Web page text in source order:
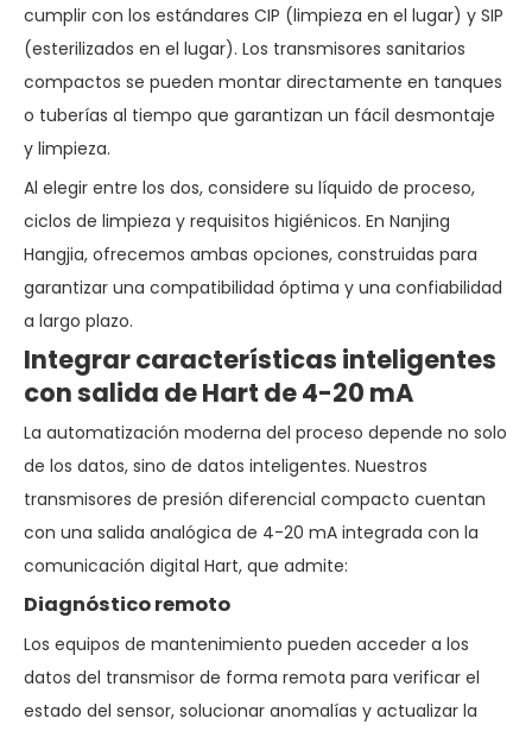
cumplir con los estándares CIP (limpieza en el lugar) y SIP
(esterilizados en el lugar). Los transmisores sanitarios
compactos se pueden montar directamente en tanques
o tuberías al tiempo que garantizan un fácil desmontaje
y limpieza.
Al elegir entre los dos, considere su líquido de proceso,
ciclos de limpieza y requisitos higiénicos. En Nanjing
Hangjia, ofrecemos ambas opciones, construidas para
garantizar una compatibilidad óptima y una confiabilidad
a largo plazo.
Integrar características inteligentes
con salida de Hart de 4-20 mA
La automatización moderna del proceso depende no solo
de los datos, sino de datos inteligentes. Nuestros
transmisores de presión diferencial compacto cuentan
con una salida analógica de 4-20 mA integrada con la
comunicación digital Hart, que admite:
Diagnóstico remoto
Los equipos de mantenimiento pueden acceder a los
datos del transmisor de forma remota para verificar el
estado del sensor, solucionar anomalías y actualizar la